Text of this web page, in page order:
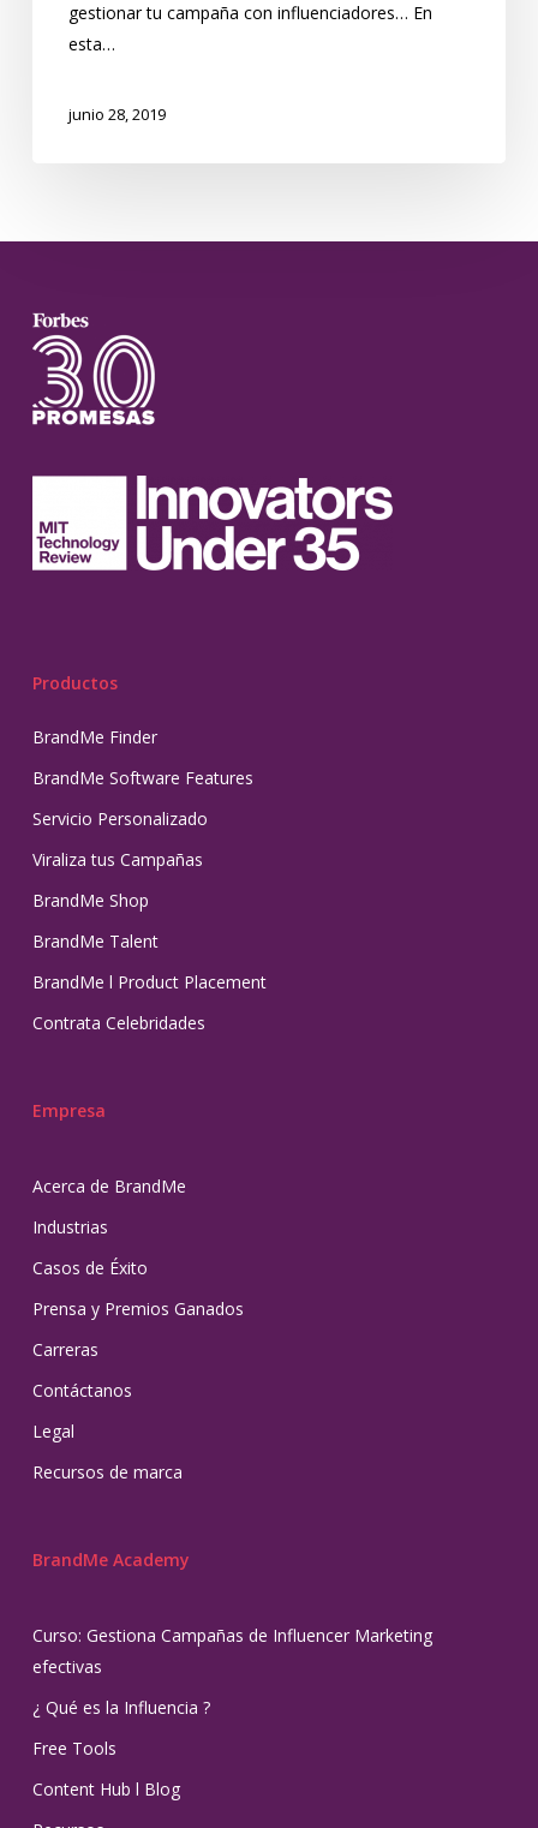
gestionar tu campaña con influenciadores… En
esta…
junio 28, 2019
Productos
BrandMe Finder
BrandMe Software Features
Servicio Personalizado
Viraliza tus Campañas
BrandMe Shop
BrandMe Talent
BrandMe l Product Placement
Contrata Celebridades
Empresa
Acerca de BrandMe
Industrias
Casos de Éxito
Prensa y Premios Ganados
Carreras
Contáctanos
Legal
Recursos de marca
BrandMe Academy
Curso: Gestiona Campañas de Influencer Marketing
efectivas
¿ Qué es la Influencia ?
Free Tools
Content Hub l Blog